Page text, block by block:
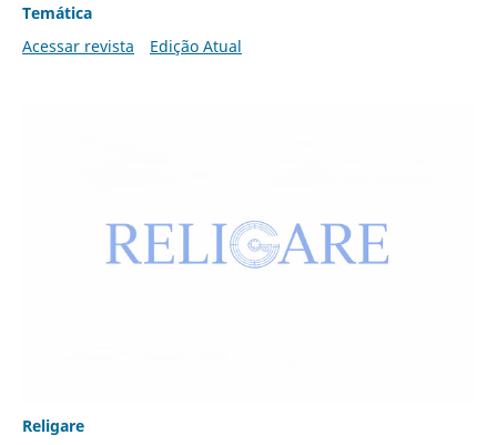
Temática
Acessar revista
Edição Atual
Religare